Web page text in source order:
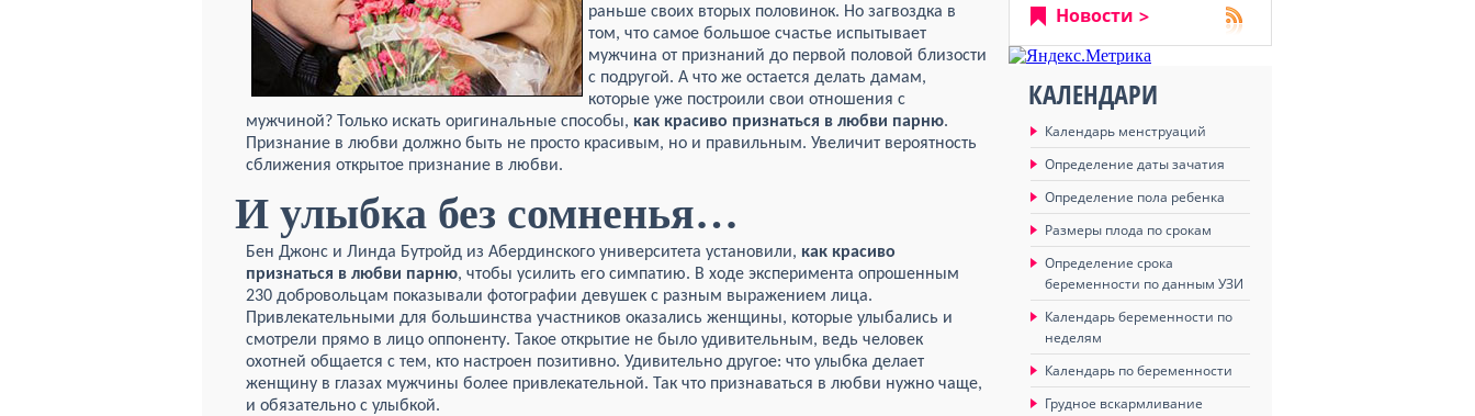
раньше своих вторых половинок. Но загвоздка в
том, что самое большое счастье испытывает
мужчина от признаний до первой половой близости
с подругой. А что же остается делать дамам,
которые уже построили свои отношения с
мужчиной? Только искать оригинальные способы, как красиво признаться в любви парню.
Признание в любви должно быть не просто красивым, но и правильным. Увеличит вероятность
сближения открытое признание в любви.
И улыбка без сомненья…
Бен Джонс и Линда Бутройд из Абердинского университета установили, как красиво
признаться в любви парню, чтобы усилить его симпатию. В ходе эксперимента опрошенным
230 добровольцам показывали фотографии девушек с разным выражением лица.
Привлекательными для большинства участников оказались женщины, которые улыбались и
смотрели прямо в лицо оппоненту. Такое открытие не было удивительным, ведь человек
охотней общается с тем, кто настроен позитивно. Удивительно другое: что улыбка делает
женщину в глазах мужчины более привлекательной. Так что признаваться в любви нужно чаще,
и обязательно с улыбкой.
Новости
КАЛЕНДАРИ
Календарь менструаций
Определение даты зачатия
Определение пола ребенка
Размеры плода по срокам
Определение срока
беременности по данным УЗИ
Календарь беременности по
неделям
Календарь по беременности
Грудное вскармливание